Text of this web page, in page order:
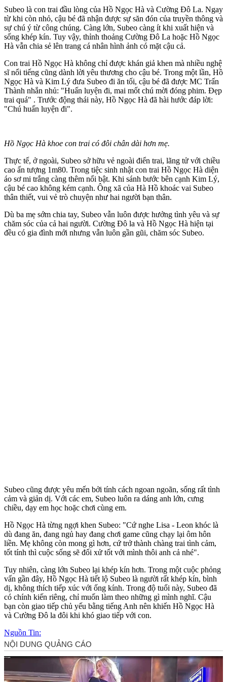
Subeo là con trai đầu lòng của Hồ Ngọc Hà và Cường Đô La. Ngay
từ khi còn nhỏ, cậu bé đã nhận được sự săn đón của truyền thông và
sự chú ý từ công chúng. Càng lớn, Subeo càng ít khi xuất hiện và
sống khép kín. Tuy vậy, thỉnh thoảng Cường Đô La hoặc Hồ Ngọc
Hà vẫn chia sẻ lên trang cá nhân hình ảnh có mặt cậu cả.
Con trai Hồ Ngọc Hà không chỉ được khán giả khen mà nhiều nghệ
sĩ nổi tiếng cũng dành lời yêu thương cho cậu bé. Trong một lần, Hồ
Ngọc Hà và Kim Lý đưa Subeo đi ăn tối, cậu bé đã được MC Trấn
Thành nhắn nhủ: "Huấn luyện đi, mai mốt chú mời đóng phim. Đẹp
trai quá" . Trước động thái này, Hồ Ngọc Hà đã hài hước đáp lời:
"Chú huấn luyện đi".
Hồ Ngọc Hà khoe con trai có đôi chân dài hơn mẹ.
Thực tế, ở ngoài, Subeo sở hữu vẻ ngoài điển trai, lãng tử với chiều
cao ấn tượng 1m80. Trong tiệc sinh nhật con trai Hồ Ngọc Hà diện
áo sơ mi trắng càng thêm nổi bật. Khi sánh bước bên cạnh Kim Lý,
cậu bé cao không kém cạnh. Ông xã của Hà Hồ khoác vai Subeo
thân thiết, vui vẻ trò chuyện như hai người bạn thân.
Dù ba mẹ sớm chia tay, Subeo vẫn luôn được hưởng tình yêu và sự
chăm sóc của cả hai người. Cường Đô la và Hồ Ngọc Hà hiện tại
đều có gia đình mới nhưng vẫn luôn gần gũi, chăm sóc Subeo.
Subeo cũng được yêu mến bởi tính cách ngoan ngoãn, sống rất tình
cảm và giản dị. Với các em, Subeo luôn ra dáng anh lớn, cưng
chiều, dạy em học hoặc chơi cùng em.
Hồ Ngọc Hà từng ngợi khen Subeo: "Cứ nghe Lisa - Leon khóc là
dù đang ăn, đang ngủ hay đang chơi game cũng chạy lại ôm hôn
liền. Mẹ không còn mong gì hơn, cứ trở thành chàng trai tình cảm,
tốt tính thì cuộc sống sẽ đối xử tốt với mình thôi anh cả nhé".
Tuy nhiên, càng lớn Subeo lại khép kín hơn. Trong một cuộc phỏng
vấn gần đây, Hồ Ngọc Hà tiết lộ Subeo là người rất khép kín, bình
dị, không thích tiếp xúc với ống kính. Trong độ tuổi này, Subeo đã
có chính kiến riêng, chỉ muốn làm theo những gì mình nghĩ. Cậu
bạn còn giao tiếp chủ yếu bằng tiếng Anh nên khiến Hồ Ngọc Hà
và Cường Đô la đôi khi khó giao tiếp với con.
Nguồn Tin: